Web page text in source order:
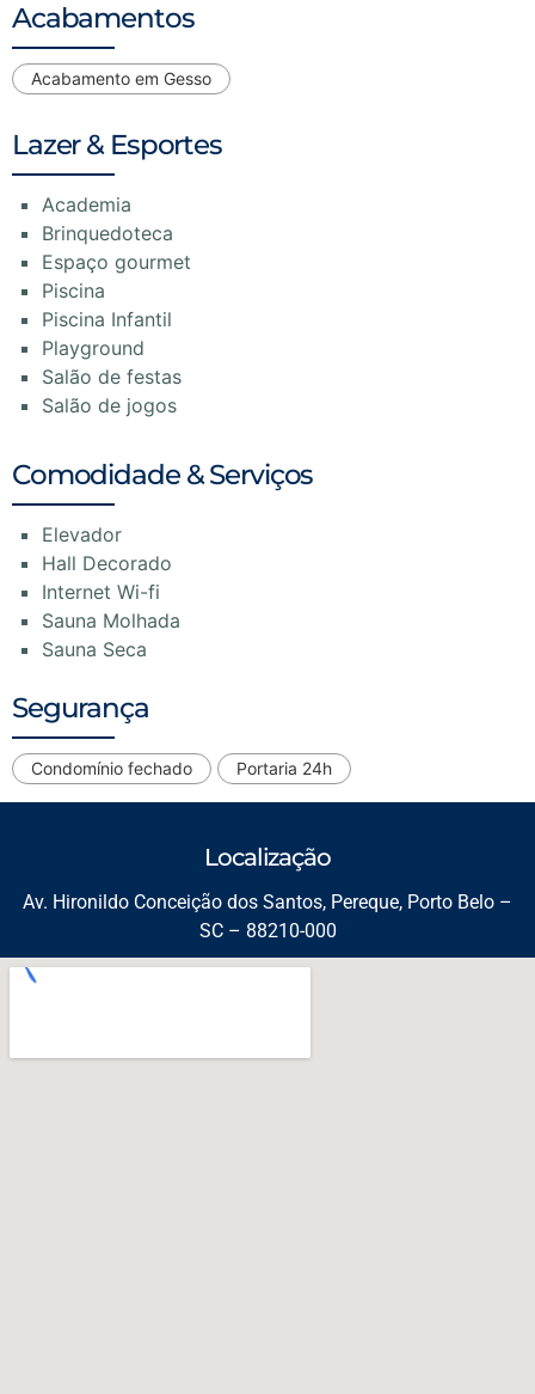
Acabamentos
Acabamento em Gesso
Lazer & Esportes
Academia
Brinquedoteca
Espaço gourmet
Piscina
Piscina Infantil
Playground
Salão de festas
Salão de jogos
Comodidade & Serviços
Elevador
Hall Decorado
Internet Wi-fi
Sauna Molhada
Sauna Seca
Segurança
Condomínio fechado Portaria 24h
Localização
Av. Hironildo Conceição dos Santos, Pereque, Porto Belo –
SC – 88210-000